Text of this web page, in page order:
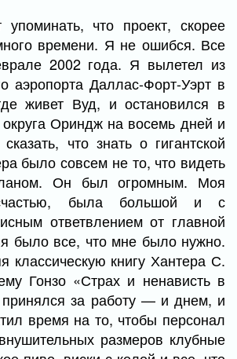
что проект, скорее
времени. Я не ошибся. Все
2002 года. Я вылетел из
аэропорта Даллас-Форт-Уэрт в
живет Вуд, и остановился в
Ориндж на восемь дней и
что знать о гигантской
было совсем не то, что видеть
Он был огромным. Моя
была большой и с
ответвлением от главной
было все, что мне было нужно.
классическую книгу Хантера С.
Гонзо «Страх и ненависть в
за работу — и днем, и
время на то, чтобы персонал
размеров клубные